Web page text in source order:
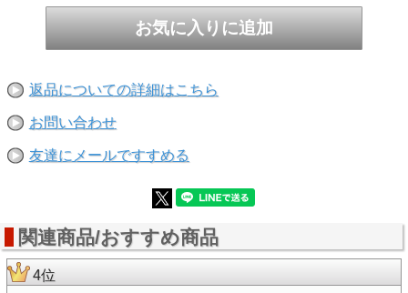
4. デュアル LED ライト
・常に切断面を明るく照らし確実な作業をアシスト
■ハイパワー1,200W
■ブレード交換は工具不要
■電子無段変速
『能力』
電源:AC100V（50-60Hz）
消費電力：1,200W
ストローク数:0～2,900min-1（回転/分）
ストローク幅:28mm
返品についての詳細はこちら
お問い合わせ
友達にメールですすめる
関連商品/おすすめ商品
4位